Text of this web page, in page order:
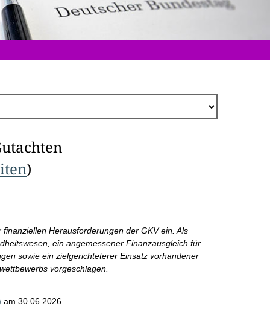
)
Herausforderungen der GKV ein. Als
ein angemessener Finanzausgleich für
sowie ein zielgerichteterer Einsatz vorhandener
vorgeschlagen.
am 30.06.2026